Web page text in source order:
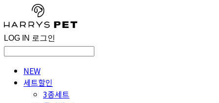
LOG IN 로그인
NEW
세트할인
3종세트